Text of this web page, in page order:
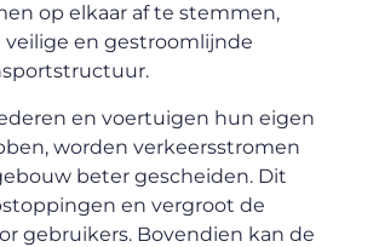
op elkaar af te stemmen,
en gestroomlijnde
en voertuigen hun eigen
worden verkeersstromen
beter gescheiden. Dit
en vergroot de
gebruikers. Bovendien kan de